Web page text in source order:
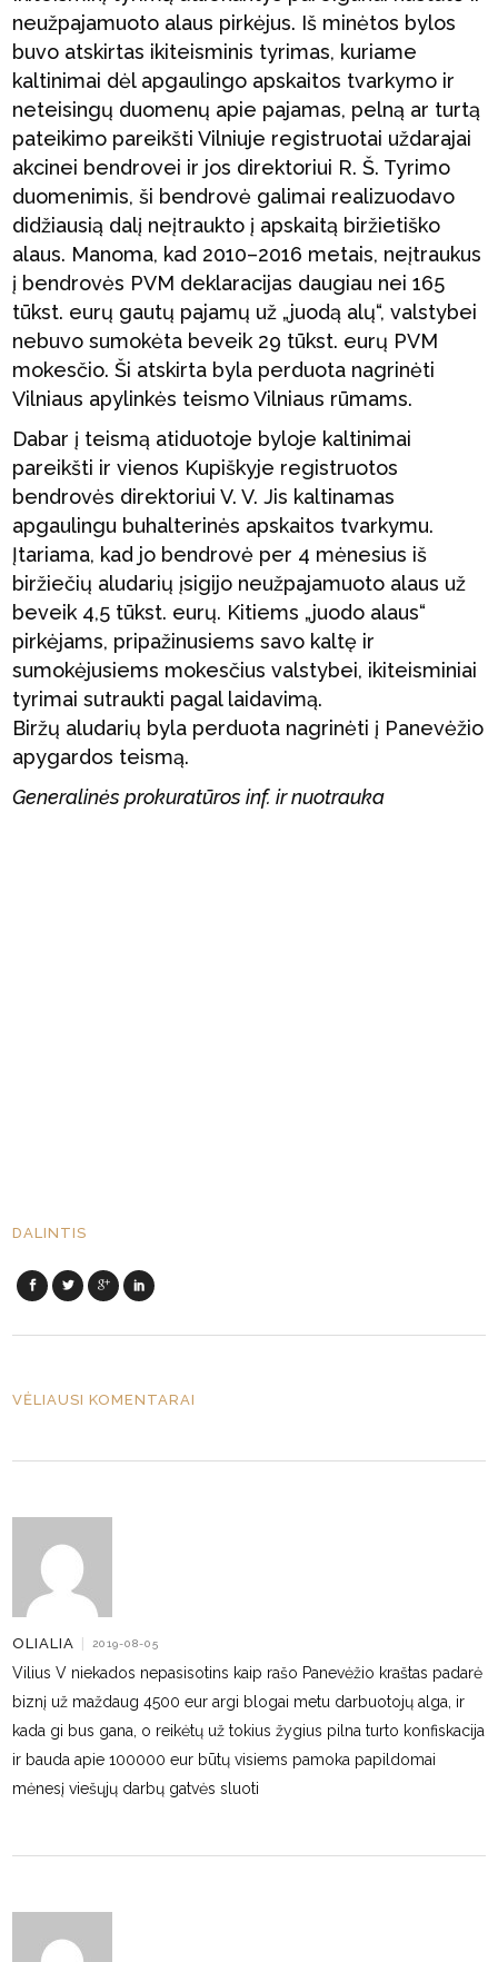
neužpajamuoto alaus pirkėjus. Iš minėtos bylos
buvo atskirtas ikiteisminis tyrimas, kuriame
kaltinimai dėl apgaulingo apskaitos tvarkymo ir
neteisingų duomenų apie pajamas, pelną ar turtą
pateikimo pareikšti Vilniuje registruotai uždarajai
akcinei bendrovei ir jos direktoriui R. Š. Tyrimo
duomenimis, ši bendrovė galimai realizuodavo
didžiausią dalį neįtraukto į apskaitą biržietiško
alaus. Manoma, kad 2010–2016 metais, neįtraukus
į bendrovės PVM deklaracijas daugiau nei 165
tūkst. eurų gautų pajamų už „juodą alų“, valstybei
nebuvo sumokėta beveik 29 tūkst. eurų PVM
mokesčio. Ši atskirta byla perduota nagrinėti
Vilniaus apylinkės teismo Vilniaus rūmams.
Dabar į teismą atiduotoje byloje kaltinimai
pareikšti ir vienos Kupiškyje registruotos
bendrovės direktoriui V. V. Jis kaltinamas
apgaulingu buhalterinės apskaitos tvarkymu.
Įtariama, kad jo bendrovė per 4 mėnesius iš
biržiečių aludarių įsigijo neužpajamuoto alaus už
beveik 4,5 tūkst. eurų. Kitiems „juodo alaus“
pirkėjams, pripažinusiems savo kaltę ir
sumokėjusiems mokesčius valstybei, ikiteisminiai
tyrimai sutraukti pagal laidavimą.
Biržų aludarių byla perduota nagrinėti į Panevėžio
apygardos teismą.
Generalinės prokuratūros inf. ir nuotrauka
DALINTIS
VĖLIAUSI KOMENTARAI
OLIALIA | 2019-08-05
Vilius V niekados nepasisotins kaip rašo Panevėžio kraštas padarė
biznį už maždaug 4500 eur argi blogai metu darbuotojų alga, ir
kada gi bus gana, o reikėtų už tokius žygius pilna turto konfiskacija
ir bauda apie 100000 eur būtų visiems pamoka papildomai
mėnesį viešųjų darbų gatvės sluoti